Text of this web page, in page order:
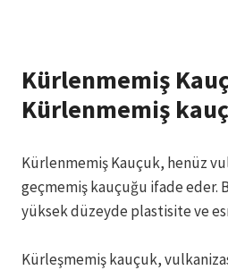
Kürlenmemiş
Kürlenmemiş
Kürlenmemiş Kauçuk, henüz
geçmemiş kauçuğu ifade eder.
yüksek düzeyde plastisite ve
Kürleşmemiş kauçuk,